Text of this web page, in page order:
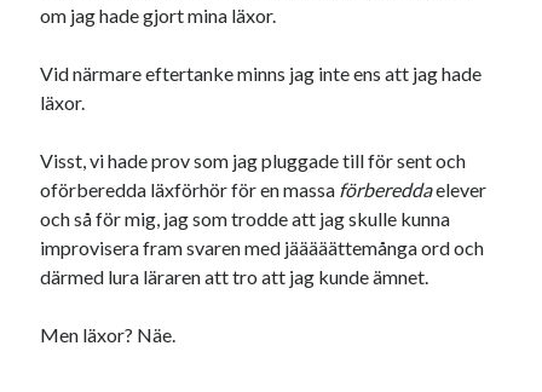
om jag hade gjort mina läxor.
Vid närmare eftertanke minns jag inte ens att jag hade
läxor.
Visst, vi hade prov som jag pluggade till för sent och
oförberedda läxförhör för en massa förbereddaelever
och så för mig, jag som trodde att jag skulle kunna
improvisera fram svaren med jääääättemånga ord och
därmed lura läraren att tro att jag kunde ämnet.
Men läxor? Näe.